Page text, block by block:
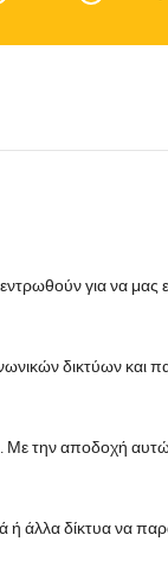
για να μας
δικτύων
την αποδοχή
ή άλλα δίκτυα να